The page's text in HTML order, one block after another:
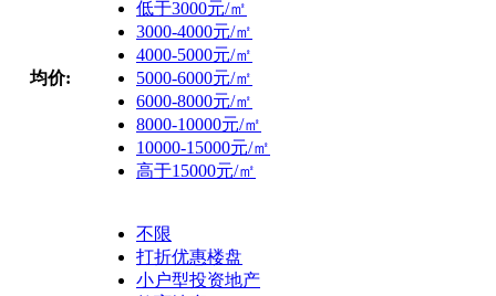
均价:
低于3000元/㎡
3000-4000元/㎡
4000-5000元/㎡
5000-6000元/㎡
6000-8000元/㎡
8000-10000元/㎡
10000-15000元/㎡
高于15000元/㎡
不限
打折优惠楼盘
小户型投资地产